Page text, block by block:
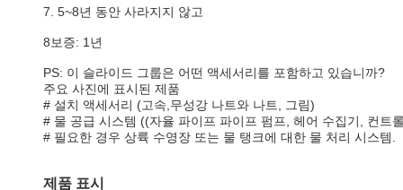
7. 5~8년 동안 사라지지 않고
8보증: 1년
PS: 이 슬라이드 그룹은 어떤 액세서리를 포함하고 있습니까?
주요 사진에 표시된 제품
# 설치 액세서리 (고속,무성강 나트와 나트, 그림)
# 물 공급 시스템 ((자율 파이프 파이프 펌프, 헤어 수집기, 컨트
# 필요한 경우 상륙 수영장 또는 물 탱크에 대한 물 처리 시스템.
제품 표시